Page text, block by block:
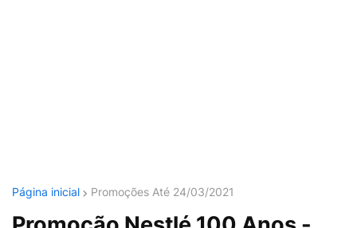
Página inicial Promoções Até 24/03/2021